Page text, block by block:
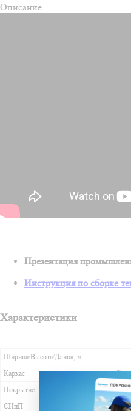
Описание
Презентация
Инструкция по сборке
Характеристики
Ширина/Высота/Длина, м
Каркас
Покрытие
СНиП